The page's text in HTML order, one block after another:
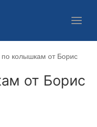
колышкам от Борис
от Борис